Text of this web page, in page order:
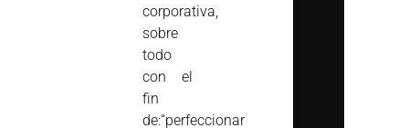
corporativa,
sobre
todo
con el
fin
de:“perfeccionar